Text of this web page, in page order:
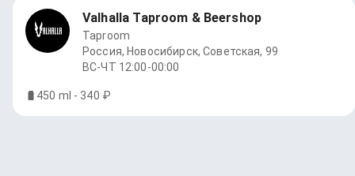
Valhalla Taproom & Beershop
Taproom
Россия, Новосибирск, Советская, 99
ВС-ЧТ 12:00-00:00
450 ml - 340 ₽